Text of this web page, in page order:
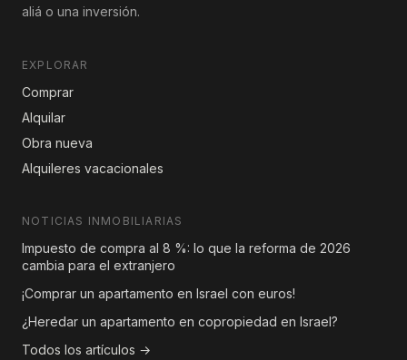
aliá o una inversión.
EXPLORAR
Comprar
Alquilar
Obra nueva
Alquileres vacacionales
NOTICIAS INMOBILIARIAS
Impuesto de compra al 8 %: lo que la reforma de 2026
cambia para el extranjero
¡Comprar un apartamento en Israel con euros!
¿Heredar un apartamento en copropiedad en Israel?
Todos los artículos →